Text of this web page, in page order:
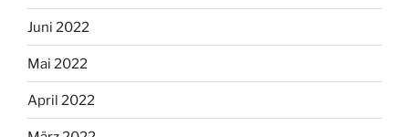
Juni 2022
Mai 2022
April 2022